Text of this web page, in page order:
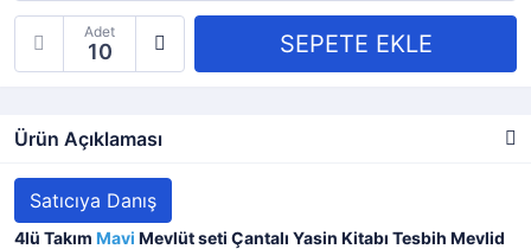
Adet
Ürün Açıklaması
Satıcıya Danış
4lü Takım Mavi Mevlüt seti Çantalı Yasin Kitabı Tesbih Mevlid